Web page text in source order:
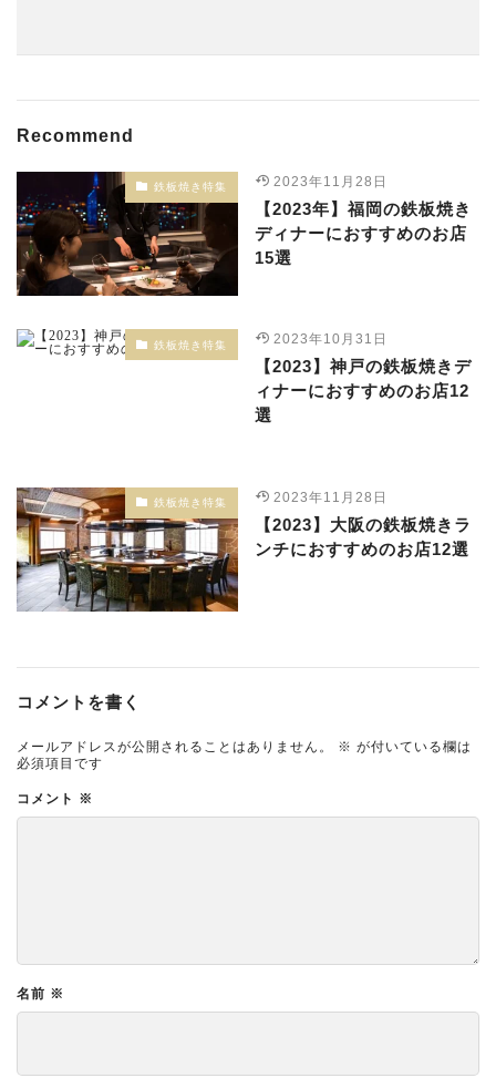
Recommend
鉄板焼き特集 2023年11月28日
【2023年】福岡の鉄板焼き
ディナーにおすすめのお店
15選
鉄板焼き特集 2023年10月31日
【2023】神戸の鉄板焼きデ
ィナーにおすすめのお店12
選
鉄板焼き特集 2023年11月28日
【2023】大阪の鉄板焼きラ
ンチにおすすめのお店12選
コメントを書く
メールアドレスが公開されることはありません。 ※ が付いている欄は
必須項目です
コメント ※
名前 ※